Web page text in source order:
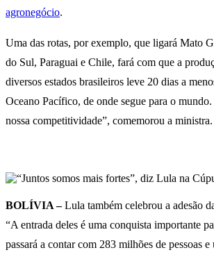
agronegócio.
Uma das rotas, por exemplo, que ligará Mato
do Sul, Paraguai e Chile, fará com que a
diversos estados brasileiros leve 20 dias a
Oceano Pacífico, de onde segue para o mundo.
nossa competitividade”, comemorou a ministra.
BOLÍVIA –Lula também celebrou a adesão
“A entrada deles é uma conquista importante
passará a contar com 283 milhões de pessoas